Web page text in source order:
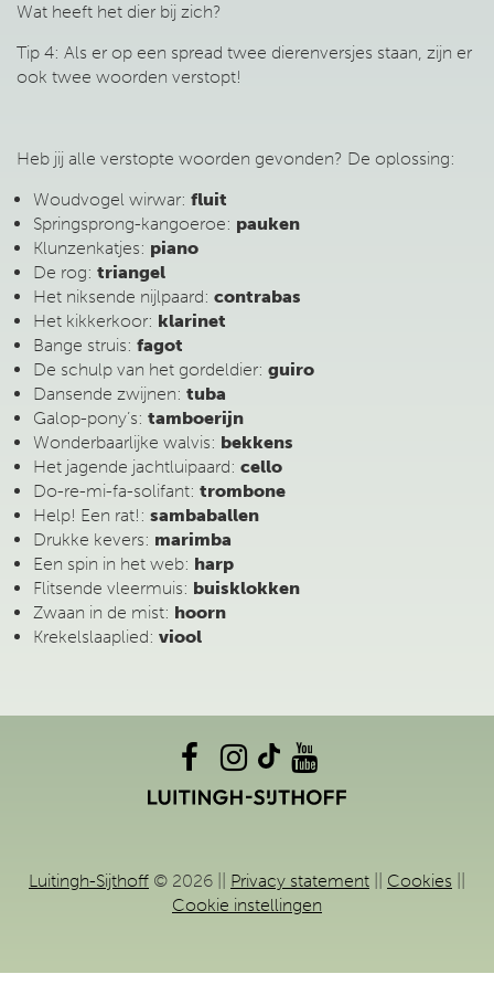
Wat heeft het dier bij zich?
Tip 4: Als er op een spread twee dierenversjes staan, zijn er
ook twee woorden verstopt!
Heb jij alle verstopte woorden gevonden? De oplossing:
Woudvogel wirwar: fluit
Springsprong-kangoeroe: pauken
Klunzenkatjes: piano
De rog: triangel
Het niksende nijlpaard: contrabas
Het kikkerkoor: klarinet
Bange struis: fagot
De schulp van het gordeldier: guiro
Dansende zwijnen: tuba
Galop-pony’s: tamboerijn
Wonderbaarlijke walvis: bekkens
Het jagende jachtluipaard: cello
Do-re-mi-fa-solifant: trombone
Help! Een rat!: sambaballen
Drukke kevers: marimba
Een spin in het web: harp
Flitsende vleermuis: buisklokken
Zwaan in de mist: hoorn
Krekelslaaplied: viool
Luitingh-Sijthoff © 2026 || Privacy statement Cookies
Cookie instellingen